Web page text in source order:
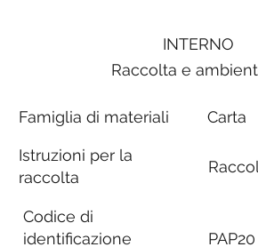
INTERNO
Raccolta e
Famiglia di materiali
Istruzioni per la
raccolta
Codice di
identificazione
Carta
PAP20